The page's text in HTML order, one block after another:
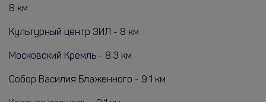
8 км
Культурный центр ЗИЛ - 8 км
Московский Кремль - 8.3 км
Собор Василия Блаженного - 9.1 км